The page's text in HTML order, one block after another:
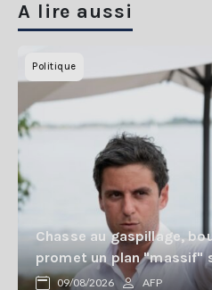
A lire aussi
Politique
Chasse au gaspillage,
promet un plan "massif"
09/08/2026
AFP